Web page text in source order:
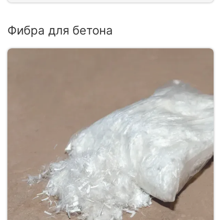
Фибра для бетона